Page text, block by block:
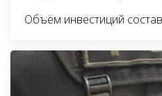
Объём инвестиций